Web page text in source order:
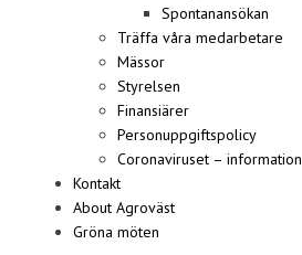
Spontanansökan
Träffa våra medarbetare
Mässor
Styrelsen
Finansiärer
Personuppgiftspolicy
Coronaviruset – information
Kontakt
About Agroväst
Gröna möten